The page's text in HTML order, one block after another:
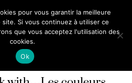
USA
pour vous garantir la meilleure
Si vous continuez à utiliser ce
que vous acceptez l'utilisation des
cookies.
Ok